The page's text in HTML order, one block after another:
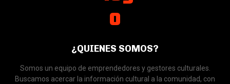
¿QUIENES SOMOS?
Somos un equipo de emprendedores y gestores culturales.
Buscamos acercar la información cultural a la comunidad, con